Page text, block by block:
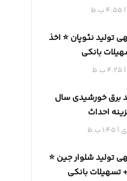
4:55 ب.ظ
تولید نئوپان ⭐️ اخذ
بانکی
4:25 ب.ظ
برق خورشیدی سال
1:45 ب.ظ
تولید شلوار جین ⭐️
تسهیلات بانکی